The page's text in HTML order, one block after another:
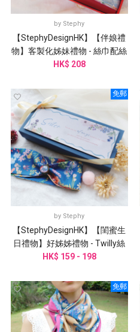
by Stephy
【StephyDesignHK】【伴娘禮
物】客製化姊妹禮物 - 絲巾配絲
巾扣 /婚禮姊妹團邀請
HK$ 208
免郵
by Stephy
【StephyDesignHK】【閨蜜生
日禮物】好姊姊禮物 - Twilly絲
巾配絲巾扣 感謝卡禮盒
HK$ 159 - 198
免郵